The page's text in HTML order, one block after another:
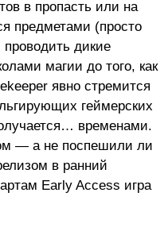
в пропасть или на
предметами (просто
проводить дикие
магии до того, как
явно стремится
геймерских
временами.
— а не поспешили ли
в ранний
Early Access игра